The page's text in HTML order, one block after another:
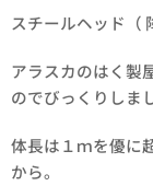
スチールヘッド（
アラスカのはく製
のでびっくりしま
体長は１ｍを優に
から。